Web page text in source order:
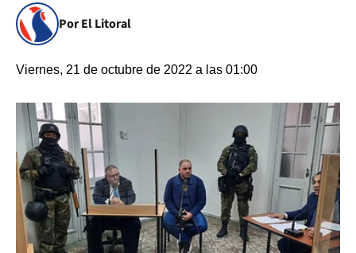
Por El Litoral
Viernes, 21 de octubre de 2022 a las 01:00